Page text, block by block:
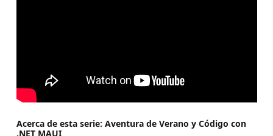
Acerca de esta serie: Aventura de Verano y Código con
.NET MAUI